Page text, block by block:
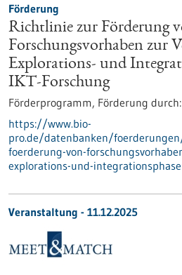
Förderung
Richtlinie zur Förderung
Forschungsvorhaben zur
Explorations- und
IKT-Forschung
Förderprogramm, Förderung durch:
https://www.bio-
pro.de/datenbanken/
foerderung-von-
explorations-und-
Veranstaltung - 11.12.2025